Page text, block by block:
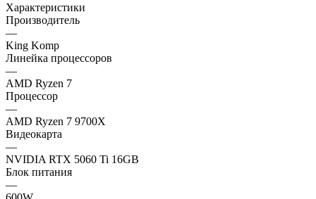
Характеристики
Производитель
—
King Komp
Линейка процессоров
—
AMD Ryzen 7
Процессор
—
AMD Ryzen 7 9700X
Видеокарта
—
NVIDIA RTX 5060 Ti 16GB
Блок питания
—